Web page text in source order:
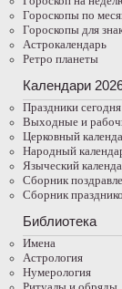
Гороскопы по
Гороскопы для
Астрокалендарь
Ретро планеты
Календари
Праздники сегодня
Выходные и
Церковный
Народный
Языческий
Сборник
Сборник
Библиотека
Имена
Астрология
Нумерология